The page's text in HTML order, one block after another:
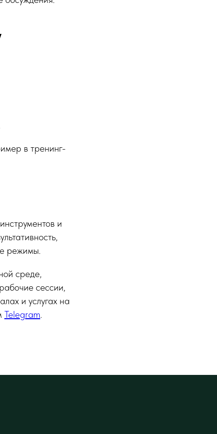
в тренинг-
и
режимы.
среде,
сессии,
и услугах на
Telegram.